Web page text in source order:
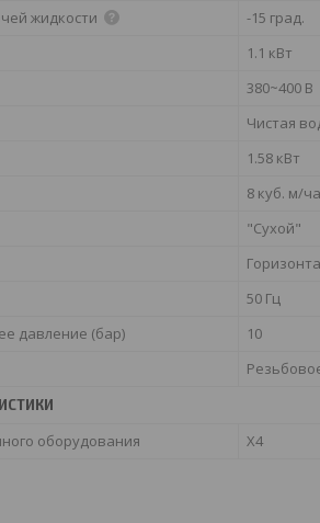
жидкости
-15 град.
1.1 кВт
380~400 В
Чистая
1.58 кВт
8 куб. м/
"Сухой"
50 Гц
давление (бар)
10
оборудования X4